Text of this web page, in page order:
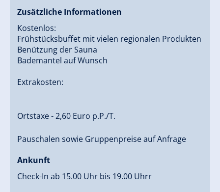
Gästen einen unvergesslichen Urlaub im Zillertal zu
bieten. Wir freuen uns auf Ihren Besuch!
Ihre Familie Kammerlander
Zusätzliche Informationen
Kostenlos:
Frühstücksbuffet mit vielen regionalen Produkten
Benützung der Sauna
Bademantel auf Wunsch
Extrakosten:
Ortstaxe - 2,60 Euro p.P./T.
Pauschalen sowie Gruppenpreise auf Anfrage
Ankunft
Check-In ab 15.00 Uhr bis 19.00 Uhrr